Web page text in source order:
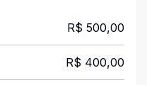
R$ 500,00
R$ 400,00